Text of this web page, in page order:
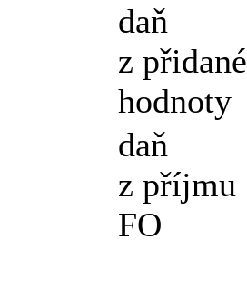
daň
z přidané
hodnoty
daň
z příjmu
FO